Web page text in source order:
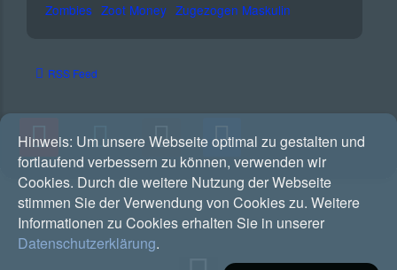
Zombies Zoot Money Zugezogen Maskulin
RSS Feed
Hinweis: Um unsere Webseite optimal zu gestalten und
fortlaufend verbessern zu können, verwenden wir
Cookies. Durch die weitere Nutzung der Webseite
stimmen Sie der Verwendung von Cookies zu. Weitere
Informationen zu Cookies erhalten Sie in unserer
Datenschutzerklärung.